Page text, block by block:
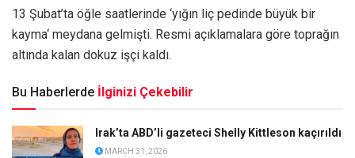
13 Şubat’ta öğle saatlerinde ‘yığın liç pedinde büyük bir
kayma‘ meydana gelmişti. Resmi açıklamalara göre toprağın
altında kalan dokuz işçi kaldı.
Bu Haberlerde İlginizi Çekebilir
Irak’ta ABD’li gazeteci Shelly Kittleson kaçırıldı
MARCH 31, 2026